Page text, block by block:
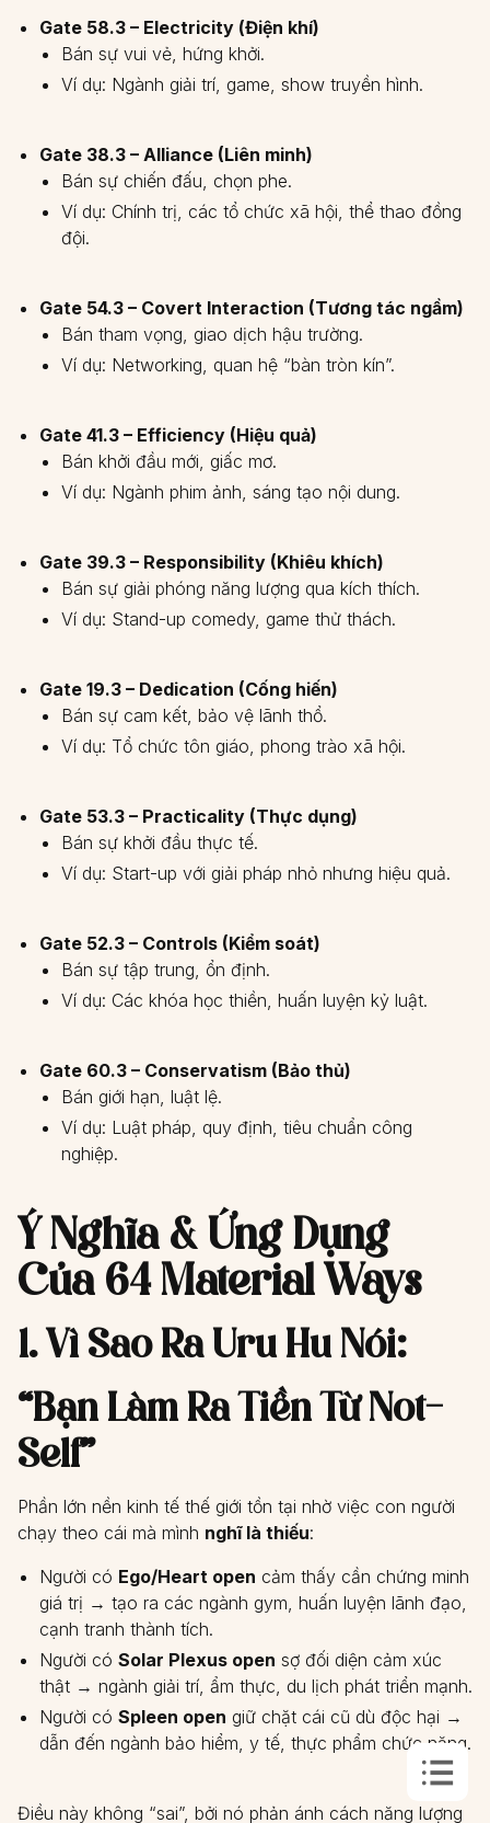
Gate 58.3 – Electricity (Điện khí)
Bán sự vui vẻ, hứng khởi.
Ví dụ: Ngành giải trí, game, show truyền hình.
Gate 38.3 – Alliance (Liên minh)
Bán sự chiến đấu, chọn phe.
Ví dụ: Chính trị, các tổ chức xã hội, thể thao đồng
đội.
Gate 54.3 – Covert Interaction (Tương tác ngầm)
Bán tham vọng, giao dịch hậu trường.
Ví dụ: Networking, quan hệ “bàn tròn kín”.
Gate 41.3 – Efficiency (Hiệu quả)
Bán khởi đầu mới, giấc mơ.
Ví dụ: Ngành phim ảnh, sáng tạo nội dung.
Gate 39.3 – Responsibility (Khiêu khích)
Bán sự giải phóng năng lượng qua kích thích.
Ví dụ: Stand-up comedy, game thử thách.
Gate 19.3 – Dedication (Cống hiến)
Bán sự cam kết, bảo vệ lãnh thổ.
Ví dụ: Tổ chức tôn giáo, phong trào xã hội.
Gate 53.3 – Practicality (Thực dụng)
Bán sự khởi đầu thực tế.
Ví dụ: Start-up với giải pháp nhỏ nhưng hiệu quả.
Gate 52.3 – Controls (Kiểm soát)
Bán sự tập trung, ổn định.
Ví dụ: Các khóa học thiền, huấn luyện kỷ luật.
Gate 60.3 – Conservatism (Bảo thủ)
Bán giới hạn, luật lệ.
Ví dụ: Luật pháp, quy định, tiêu chuẩn công
nghiệp.
Ý Nghĩa & Ứng Dụng
Của 64 Material Ways
1. Vì Sao Ra Uru Hu Nói:
“Bạn Làm Ra Tiền Từ Not-
Self”
Phần lớn nền kinh tế thế giới tồn tại nhờ việc con người
chạy theo cái mà mình nghĩ là thiếu:
Người có Ego/Heart open cảm thấy cần chứng minh
giá trị → tạo ra các ngành gym, huấn luyện lãnh đạo,
cạnh tranh thành tích.
Người có Solar Plexus open sợ đối diện cảm xúc
thật → ngành giải trí, ẩm thực, du lịch phát triển mạnh.
Người có Spleen open giữ chặt cái cũ dù độc hại →
dẫn đến ngành bảo hiểm, y tế, thực phẩm chức năng.
Điều này không “sai”, bởi nó phản ánh cách năng lượng